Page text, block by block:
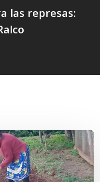
las represas: